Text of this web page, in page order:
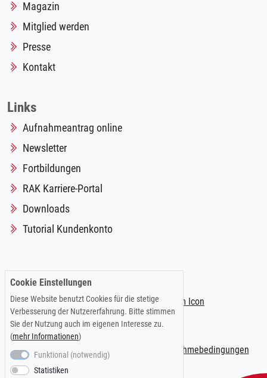
Magazin
Mitglied werden
Presse
Kontakt
Links
Aufnahmeantrag online
Newsletter
Fortbildungen
RAK Karriere-Portal
Downloads
Tutorial Kundenkonto
Impressum |Datenschutzerklärung Teilnahmebedingungen
Cookie Einstellungen
Diese Website benutzt Cookies für die stetige
Verbesserung der Nutzererfahrung. Bitte stimmen
Sie der Nutzung auch im eigenen Interesse zu.
(mehr Informationen)
Funktional (notwendig)
Statistiken